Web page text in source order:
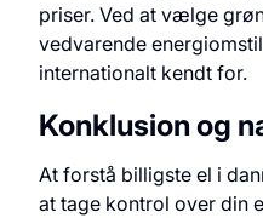
priser. Ved at vælge
vedvarende
internationalt kendt for.
Konklusion og
At forstå billigste el i
at tage kontrol over din